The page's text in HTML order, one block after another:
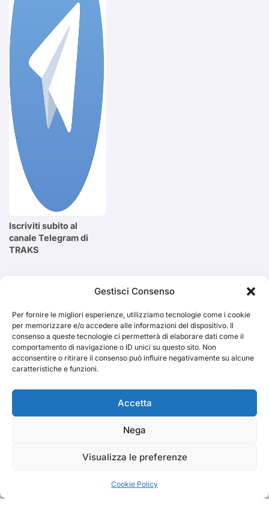
Gestisci Consenso
Per fornire le migliori esperienze, utilizziamo tecnologie come i cookie
per memorizzare e/o accedere alle informazioni del dispositivo. Il
consenso a queste tecnologie ci permetterà di elaborare dati come il
comportamento di navigazione o ID unici su questo sito. Non
acconsentire o ritirare il consenso può influire negativamente su alcune
caratteristiche e funzioni.
Accetta
Nega
Visualizza le preferenze
Cookie Policy
Iscriviti subito al
canale Telegram di
TRAKS
Cerca
TRAKS
Dal 2014 musica indipendente ed emergente